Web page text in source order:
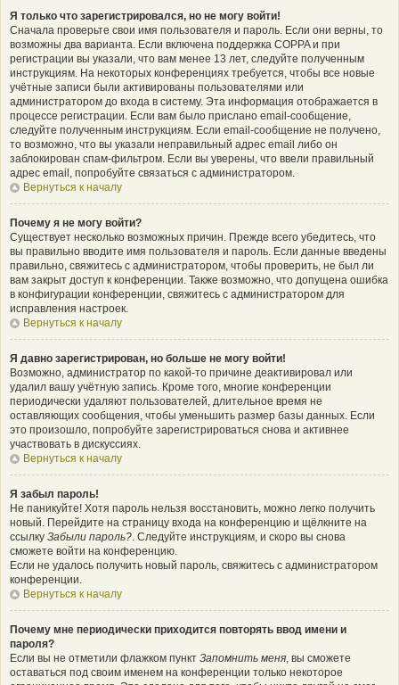
Я только что зарегистрировался, но не могу войти!
Сначала проверьте свои имя пользователя и пароль. Если они верны, то
возможны два варианта. Если включена поддержка COPPA и при
регистрации вы указали, что вам менее 13 лет, следуйте полученным
инструкциям. На некоторых конференциях требуется, чтобы все новые
учётные записи были активированы пользователями или
администратором до входа в систему. Эта информация отображается в
процессе регистрации. Если вам было прислано email-сообщение,
следуйте полученным инструкциям. Если email-сообщение не получено,
то возможно, что вы указали неправильный адрес email либо он
заблокирован спам-фильтром. Если вы уверены, что ввели правильный
адрес email, попробуйте связаться с администратором.
Вернуться к началу
Почему я не могу войти?
Существует несколько возможных причин. Прежде всего убедитесь, что
вы правильно вводите имя пользователя и пароль. Если данные введены
правильно, свяжитесь с администратором, чтобы проверить, не был ли
вам закрыт доступ к конференции. Также возможно, что допущена ошибка
в конфигурации конференции, свяжитесь с администратором для
исправления настроек.
Вернуться к началу
Я давно зарегистрирован, но больше не могу войти!
Возможно, администратор по какой-то причине деактивировал или
удалил вашу учётную запись. Кроме того, многие конференции
периодически удаляют пользователей, длительное время не
оставляющих сообщения, чтобы уменьшить размер базы данных. Если
это произошло, попробуйте зарегистрироваться снова и активнее
участвовать в дискуссиях.
Вернуться к началу
Я забыл пароль!
Не паникуйте! Хотя пароль нельзя восстановить, можно легко получить
новый. Перейдите на страницу входа на конференцию и щёлкните на
ссылку Забыли пароль?. Следуйте инструкциям, и скоро вы снова
сможете войти на конференцию.
Если не удалось получить новый пароль, свяжитесь с администратором
конференции.
Вернуться к началу
Почему мне периодически приходится повторять ввод имени и
пароля?
Если вы не отметили флажком пункт Запомнить меня, вы сможете
оставаться под своим именем на конференции только некоторое